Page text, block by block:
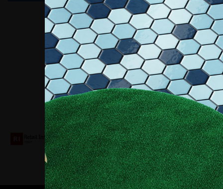
Collaboriamo con